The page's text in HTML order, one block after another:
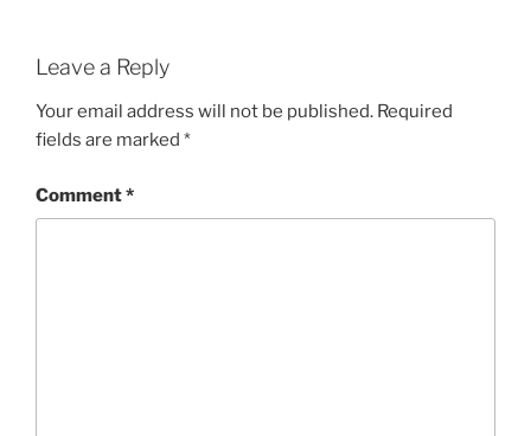
Leave a Reply
Your email address will not be published. Required
fields are marked *
Comment*